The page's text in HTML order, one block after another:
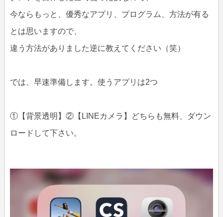
今ならもっと、優秀なアプリ、プログラム、方法が有る
とは思いますので、
違う方法がありました逆に教えてください（笑）
では、早速準備します。使うアプリは2つ
①【背景透明】②【LINEカメラ】どちらも無料、ダウン
ロードして下さい。